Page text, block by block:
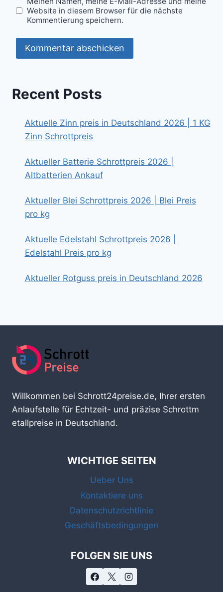
Website in diesem Browser für die nächste
Kommentierung speichern.
Recent Posts
Aktuelle Zinn preis in Deutschland 2026 | 1 KG
Zinn Schrottpreis
Aktueller Batterie Schrottpreis 2026 |
Altbatterien Ankauf
Aktueller Blei Schrottpreis 2026 | Blei Preis
pro kg
Aktuelle Edelstahl Schrottpreis 2026 |
Edelstahl Preis pro kg
Aktueller Rotguss preis in Deutschland 2026
Willkommen bei Schrott24preise.de, Ihrer ersten
Anlaufstelle für Echtzeit- und präzise Schrottm
etallpreise in Deutschland.
WICHTIGE SEITEN
Ueber Uns
Kontaktiere uns
Datenschutzrichtlinie
Geschäftsbedingungen
FOLGEN SIE UNS